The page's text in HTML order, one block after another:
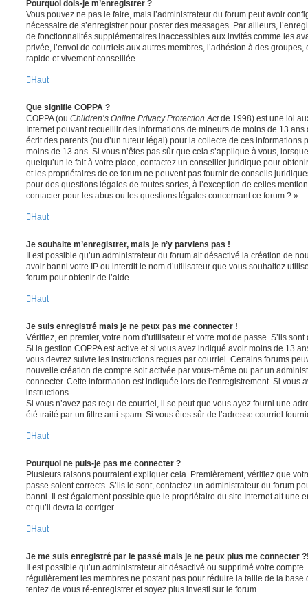
Pourquoi dois-je m’enregistrer ?
Vous pouvez ne pas le faire, mais l’administrateur du forum peut avoir
nécessaire de s’enregistrer pour poster des messages. Par ailleurs,
de fonctionnalités supplémentaires inaccessibles aux invités comme les
privée, l’envoi de courriels aux autres membres, l’adhésion à des groupes,
rapide et vivement conseillée.
Haut
Que signifie COPPA ?
COPPA (ou Children’s Online Privacy Protection Actde 1998) est une loi
Internet pouvant recueillir des informations de mineurs de moins de 13
écrit des parents (ou d’un tuteur légal) pour la collecte de ces informations
moins de 13 ans. Si vous n’êtes pas sûr que cela s’applique à vous,
quelqu’un le fait à votre place, contactez un conseiller juridique pour
et les propriétaires de ce forum ne peuvent pas fournir de conseils
pour des questions légales de toutes sortes, à l’exception de celles
contacter pour les abus ou les questions légales concernant ce forum ? ».
Haut
Je souhaite m’enregistrer, mais je n’y parviens pas !
Il est possible qu’un administrateur du forum ait désactivé la création de
avoir banni votre IP ou interdit le nom d’utilisateur que vous souhaitez
forum pour obtenir de l’aide.
Haut
Je suis enregistré mais je ne peux pas me connecter !
Vérifiez, en premier, votre nom d’utilisateur et votre mot de passe. S’ils
Si la gestion COPPA est active et si vous avez indiqué avoir moins de 13
vous devrez suivre les instructions reçues par courriel. Certains forums
nouvelle création de compte soit activée par vous-même ou par un
connecter. Cette information est indiquée lors de l’enregistrement. Si vous
instructions.
Si vous n’avez pas reçu de courriel, il se peut que vous ayez fourni une
été traité par un filtre anti-spam. Si vous êtes sûr de l’adresse courriel
Haut
Pourquoi ne puis-je pas me connecter ?
Plusieurs raisons pourraient expliquer cela. Premièrement, vérifiez que
passe soient corrects. S’ils le sont, contactez un administrateur du forum
banni. Il est également possible que le propriétaire du site Internet ait une
et qu’il devra la corriger.
Haut
Je me suis enregistré par le passé mais je ne peux plus me connecter
Il est possible qu’un administrateur ait désactivé ou supprimé votre
régulièrement les membres ne postant pas pour réduire la taille de la base
tentez de vous ré-enregistrer et soyez plus investi sur le forum.